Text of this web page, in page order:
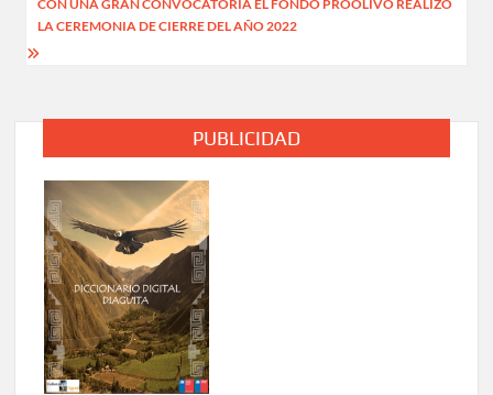
CON UNA GRAN CONVOCATORIA EL FONDO PROOLIVO REALIZÓ
LA CEREMONIA DE CIERRE DEL AÑO 2022
PUBLICIDAD